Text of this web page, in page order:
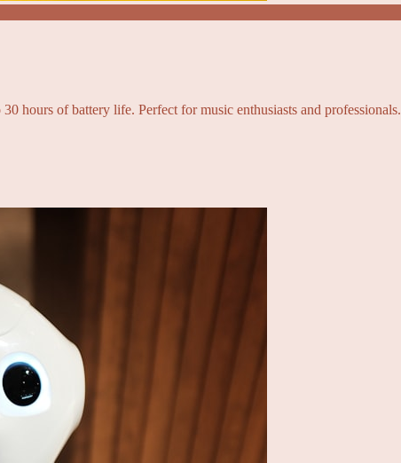
hours of battery life. Perfect for music enthusiasts and professionals.